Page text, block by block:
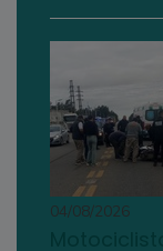
04/08/2026